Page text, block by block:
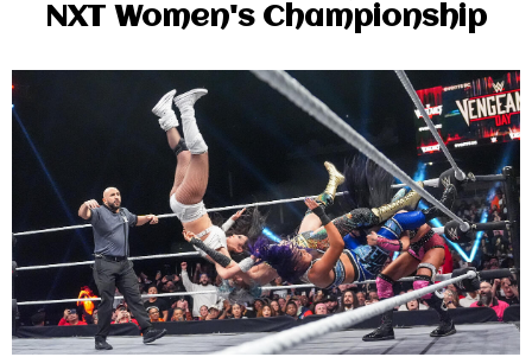
NXT Women's Championship